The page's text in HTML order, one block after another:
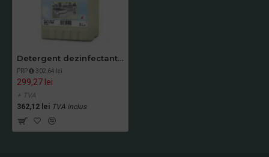
Detergent dezinfectant concentrat pe baza de saruri cuaternare APESIN COMBI DR, 5l
PRP 302,64 lei
299,27 lei
+ TVA
362,12 lei TVA inclus